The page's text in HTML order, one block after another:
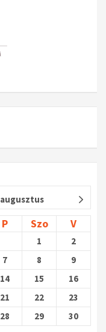
augusztus
P Szo V
1
2
7 8
9
14 15
16
21 22
23
28 29
30